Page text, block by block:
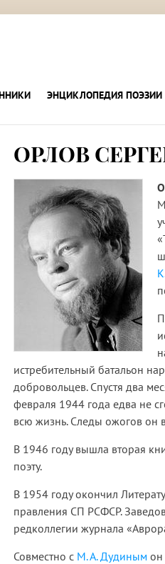
ЭНЦИКЛОПЕДИЯ ПОЭЗИИ
ОРЛОВ
истребительный батальон
добровольцев. Спустя два
февраля 1944 года едва не
всю жизнь. Следы ожогов он
В 1946 году вышла вторая
поэту.
В 1954 году окончил
правления СП РСФСР.
редколлегии журнала
Совместно с М. А. Дудиным он